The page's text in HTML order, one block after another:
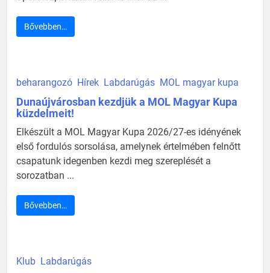
Bővebben…
beharangozó Hírek Labdarúgás MOL magyar kupa
Dunaújvárosban kezdjük a MOL Magyar Kupa
küzdelmeit!
Elkészült a MOL Magyar Kupa 2026/27-es idényének
első fordulós sorsolása, amelynek értelmében felnőtt
csapatunk idegenben kezdi meg szereplését a
sorozatban ...
Bővebben…
Klub Labdarúgás